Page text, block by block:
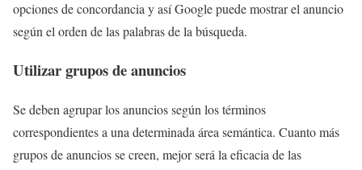
opciones de concordancia y así Google puede mostrar el anuncio
según el orden de las palabras de la búsqueda.
Utilizar grupos de anuncios
Se deben agrupar los anuncios según los términos
correspondientes a una determinada área semántica. Cuanto más
grupos de anuncios se creen, mejor será la eficacia de las